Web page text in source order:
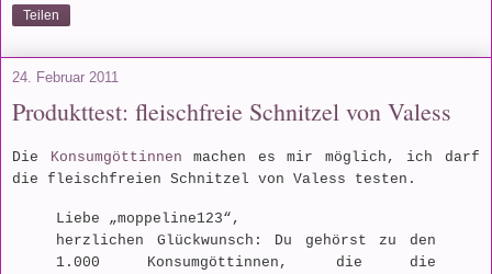
Teilen
24. Februar 2011
Produkttest: fleischfreie Schnitzel von Valess
Die Konsumgöttinnen machen es mir möglich, ich darf
die fleischfreien Schnitzel von Valess testen.
Liebe „moppeline123“,
herzlichen Glückwunsch: Du gehörst zu den
1.000 Konsumgöttinnen, die die